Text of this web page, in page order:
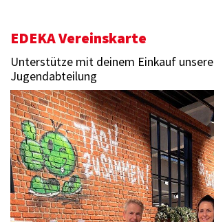
EDEKA Vereinskarte
Unterstütze mit deinem Einkauf unsere
Jugendabteilung